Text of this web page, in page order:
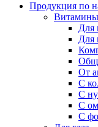
Продукция по
Для
Для
От
С
С
С
С